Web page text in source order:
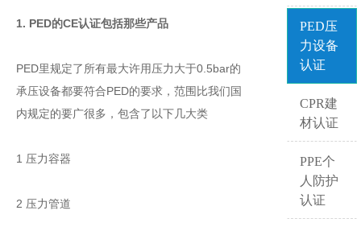
1. PED的CE认证包括那些产品
PED里规定了所有最大许用压力大于0.5bar的
承压设备都要符合PED的要求，范围比我们国
内规定的要广很多，包含了以下几大类
1 压力容器
2 压力管道
PED压
力设备
认证
CPR建
材认证
PPE个
人防护
认证